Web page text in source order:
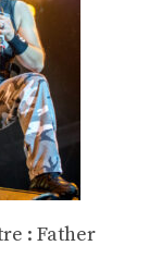
: Father